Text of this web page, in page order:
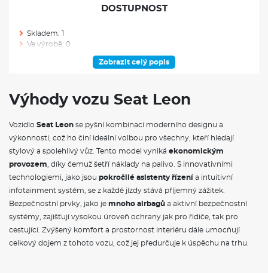
DOSTUPNOST
Skladem: 1
Ve výrobě: 0
VÝBAVA NAD RÁMEC VÝBAVOVÉHO STUPNĚ
Paket Winter: vyhřívaná přední sedadla, vyhřívaný volant
Alarm: včetně funkce "SAFE"
Kessy: bezklíčový přístup a startování vozu tlačítkem, bez
funkce SAFE, pouze ve spojení s Alarmem (WAS)
Tmavá okna od B sloupku
Elektricky ovládaná a sklopná zpětná zrcátka včetně
parkovací funkce
Akční paket Technology Style: Paket Winter, Zadní parkovací
kamera, Kessy, Alarm, Tmavá okna od B sloupku, El. sklopná
zpětná zrcátka vč. parkovací funkce
km (Prodloužená záruka se skládá z 2leté zákonné záruky a
3leté prodloužené záruky výrobce. Prodloužená záruka je
Zobrazit celý popis
Výhody vozu Seat Leon
Vozidlo Seat Leon se pyšní kombinací moderního designu a
výkonnosti, což ho činí ideální volbou pro všechny, kteří hledají
stylový a spolehlivý vůz. Tento model vyniká ekonomickým
provozem, díky čemuž šetří náklady na palivo. S innovativními
technologiemi, jako jsou pokročilé asistenty řízení a intuitivní
infotainment systém, se z každé jízdy stává příjemný zážitek.
Bezpečnostní prvky, jako je mnoho airbagů a aktivní bezpečnostní
systémy, zajišťují vysokou úroveň ochrany jak pro řidiče, tak pro
cestující. Zvýšený komfort a prostornost interiéru dále umocňují
celkový dojem z tohoto vozu, což jej předurčuje k úspěchu na trhu.